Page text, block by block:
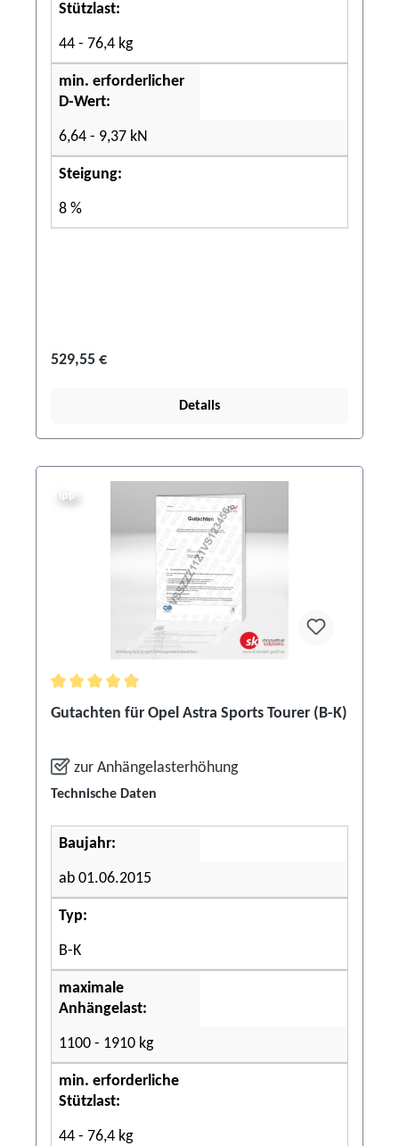
Stützlast:
44 - 76,4 kg
min. erforderlicher
D-Wert:
6,64 - 9,37 kN
Steigung:
8 %
529,55 €
Details
Tipp
Durchschnittliche Bewertung von 5 von 5 Sternen
Gutachten für Opel Astra Sports Tourer (B-K)
zur Anhängelasterhöhung
Technische Daten
Baujahr:
ab 01.06.2015
Typ:
B-K
maximale
Anhängelast:
1100 - 1910 kg
min. erforderliche
Stützlast:
44 - 76,4 kg